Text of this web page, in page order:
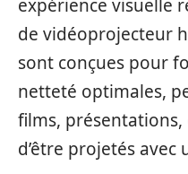
expérience visuelle
de vidéoprojecteur
sont conçues pour
netteté optimales,
films,
d’être projetés avec